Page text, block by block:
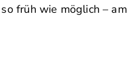
früh wie möglich – am